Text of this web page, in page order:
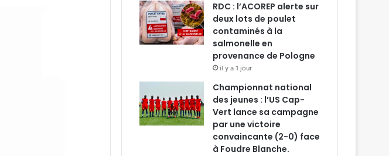
RDC : l’ACOREP alerte sur
deux lots de poulet
contaminés à la
salmonelle en
provenance de Pologne
il y a 1 jour
Championnat national
des jeunes : l’US Cap-
Vert lance sa campagne
par une victoire
convaincante (2-0) face
à Foudre Blanche.